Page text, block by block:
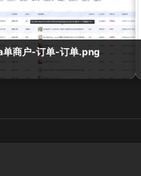
单商户-订单-订单.png